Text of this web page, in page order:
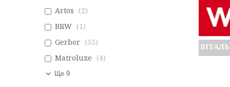
Artos
2
BRW
1
Gerbor
33
Matroluxe
4
Ще 9